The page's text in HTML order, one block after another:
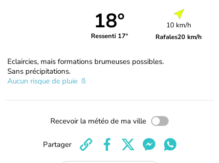
18°
Ressenti 17°
10 km/h
Rafales20 km/h
Eclaircies, mais formations brumeuses possibles.
Sans précipitations.
Aucun risque de pluie
Recevoir la météo de ma ville
Partager